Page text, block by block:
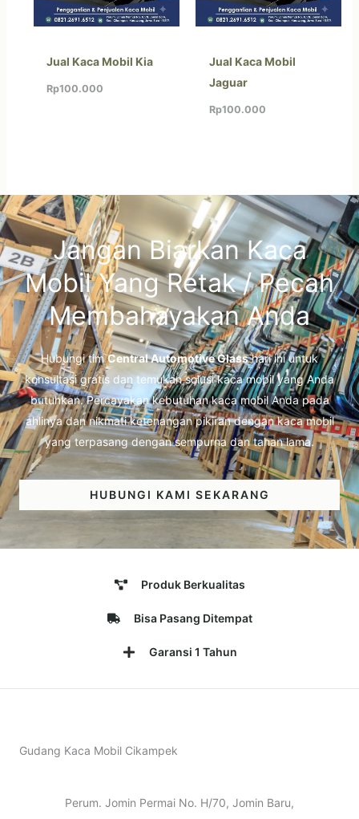
Jual Kaca Mobil Kia
Rp100.000
Jual Kaca Mobil
Jaguar
Rp100.000
Jangan Biarkan Kaca
Mobil Yang Retak / Pecah
Membahayakan Anda
Hubungi timCentral Automotive Glasshari ini untuk
konsultasi gratis dan temukan solusi kaca mobil yang Anda
butuhkan. Percayakan kebutuhan kaca mobil Anda pada
ahlinya dan nikmati ketenangan pikiran dengan kaca mobil
yang terpasang dengan sempurna dan tahan lama.
HUBUNGI KAMI SEKARANG
Produk Berkualitas
Bisa Pasang Ditempat
Garansi 1 Tahun
Gudang Kaca Mobil Cikampek
Perum. Jomin Permai No. H/70, Jomin Baru,